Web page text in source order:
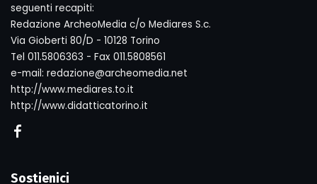
seguenti recapiti:
Redazione ArcheoMedia c/o Mediares S.c.
Via Gioberti 80/D - 10128 Torino
Tel 011.5806363 - Fax 011.5808561
e-mail: redazione@archeomedia.net
http://www.mediares.to.it
http://www.didatticatorino.it
Sostienici